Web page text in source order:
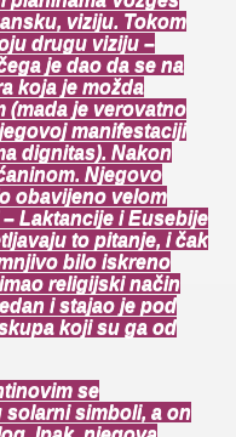
viziju. Tokom
drugu viziju –
je dao da se na
koja je možda
(mada je verovatno
manifestaciji
dignitas). Nakon
Njegovo
obavijeno velom
Laktancije i Eusebije
to pitanje, i čak
bilo iskreno
religijski način
i stajao je pod
koji su ga od
se
simboli, a on